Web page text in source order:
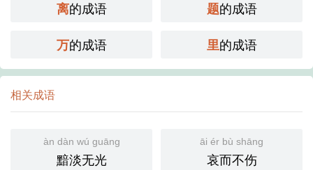
离的成语 题的成语
万的成语 里的成语
相关成语
àn dàn wú guāng
黯淡无光
āi ér bù shāng
哀而不伤